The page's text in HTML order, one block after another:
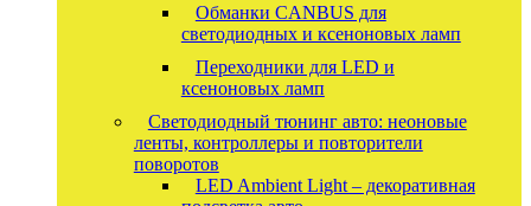
Обманки CANBUS для
светодиодных и ксеноновых ламп
Переходники для LED и
ксеноновых ламп
Светодиодный тюнинг авто: неоновые
ленты, контроллеры и повторители
поворотов
LED Ambient Light – декоративная